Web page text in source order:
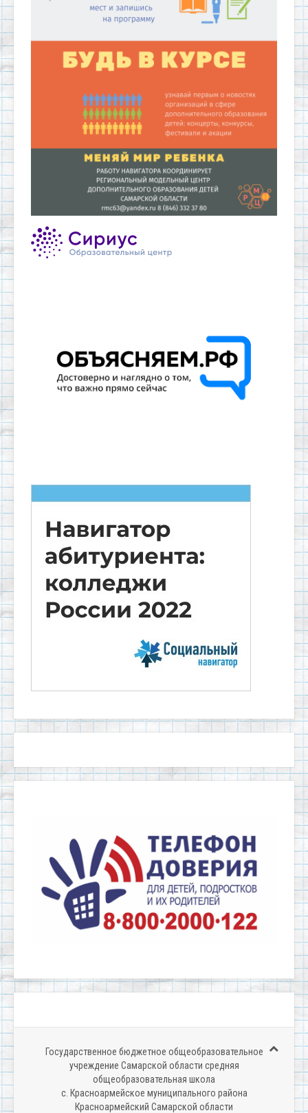
Государственное бюджетное общеобразовательное
учреждение Самарской области средняя
общеобразовательная школа
c. Красноармейское муниципального района
Красноармейский Самарской области